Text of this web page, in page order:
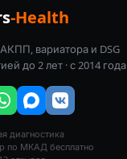
-Health
вариатора и DSG
до 2 лет · с 2014 года
диагностика
по МКАД бесплатно